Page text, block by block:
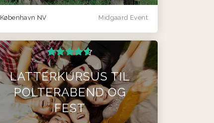
Midgaard Event
København NV
LATTERKURSUS TIL
POLTERABEND OG
FEST